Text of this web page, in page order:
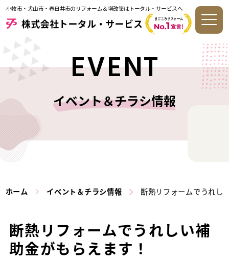
小牧市・犬山市・春日井市のリフォーム＆増改築はトータル・サービスへ
EVENT
イベント＆チラシ情報
ホーム イベント＆チラシ情報 断熱リフォームでうれし
断熱リフォームでうれしい補
助金がもらえます！